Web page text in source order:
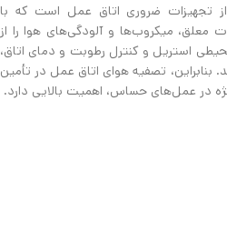
تجهیزات ضروری اتاق عمل است که با
معلق، میکروب‌ها و آلودگی‌های هوا را از
استریل و کنترل رطوبت و دمای اتاق،
تصفیه هوای اتاق عمل در تأمین
در عمل‌های حساس، اهمیت بالایی دارد.